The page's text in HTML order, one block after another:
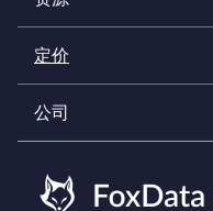
定价
公司